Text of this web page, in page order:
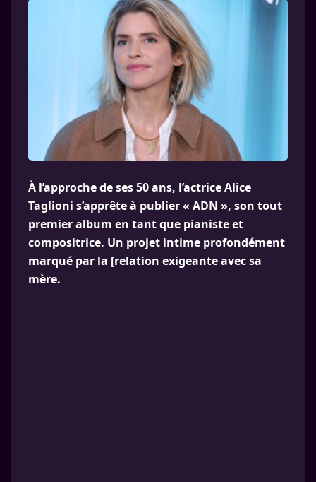
À l’approche de ses 50 ans, l’actrice Alice
Taglioni s’apprête à publier « ADN », son tout
premier album en tant que pianiste et
compositrice. Un projet intime profondément
marqué par la [relation exigeante avec sa
mère.